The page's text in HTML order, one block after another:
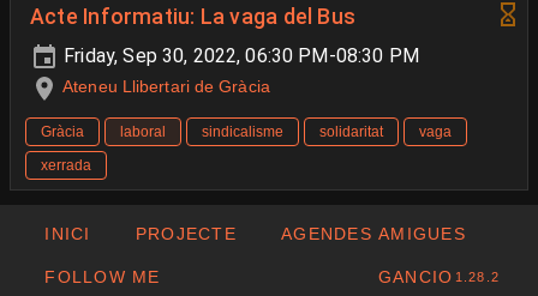
Acte Informatiu: La vaga del Bus
Friday, Sep 30, 2022, 06:30 PM-08:30 PM
Ateneu Llibertari de Gràcia
Gràcia laboral sindicalisme solidaritat
vaga
xerrada
INICI PROJECTE AGENDES AMIGUES
FOLLOW ME GANCIO 1.28.2